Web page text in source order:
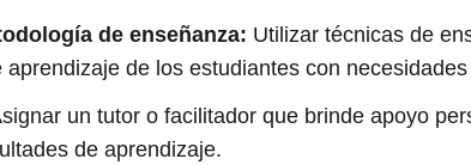
de enseñanza: Utilizar técnicas de
de los estudiantes con
un tutor o facilitador que brinde apoyo
de aprendizaje.